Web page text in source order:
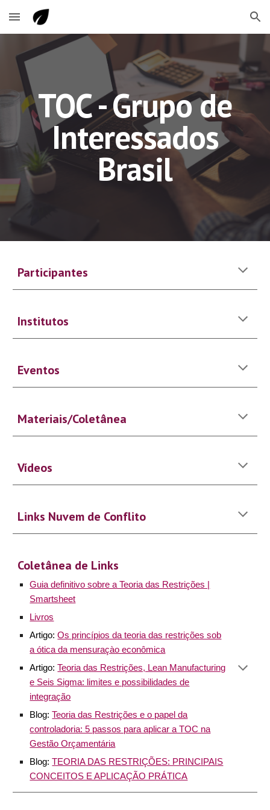
Skip to main content Skip to navigation
TOC - Grupo de
Interessados
Brasil
Participantes
Institutos
Eventos
Materiais/Coletânea
Vídeos
Links Nuvem de Conflito
Coletânea de Links
Guia definitivo sobre a Teoria das Restrições |
Smartsheet
Livros
Artigo:Os princípios da teoria das restrições sob
a ótica da mensuraçào econômica
Artigo:Teoria das Restrições, Lean Manufacturing
e Seis Sigma: limites e possibilidades de
integração
Blog:Teoria das Restrições e o papel da
controladoria: 5 passos para aplicar a TOC na
Gestão Orçamentária
Blog:TEORIA DAS RESTRIÇÕES: PRINCIPAIS
CONCEITOS E APLICAÇÃO PRÁTICA